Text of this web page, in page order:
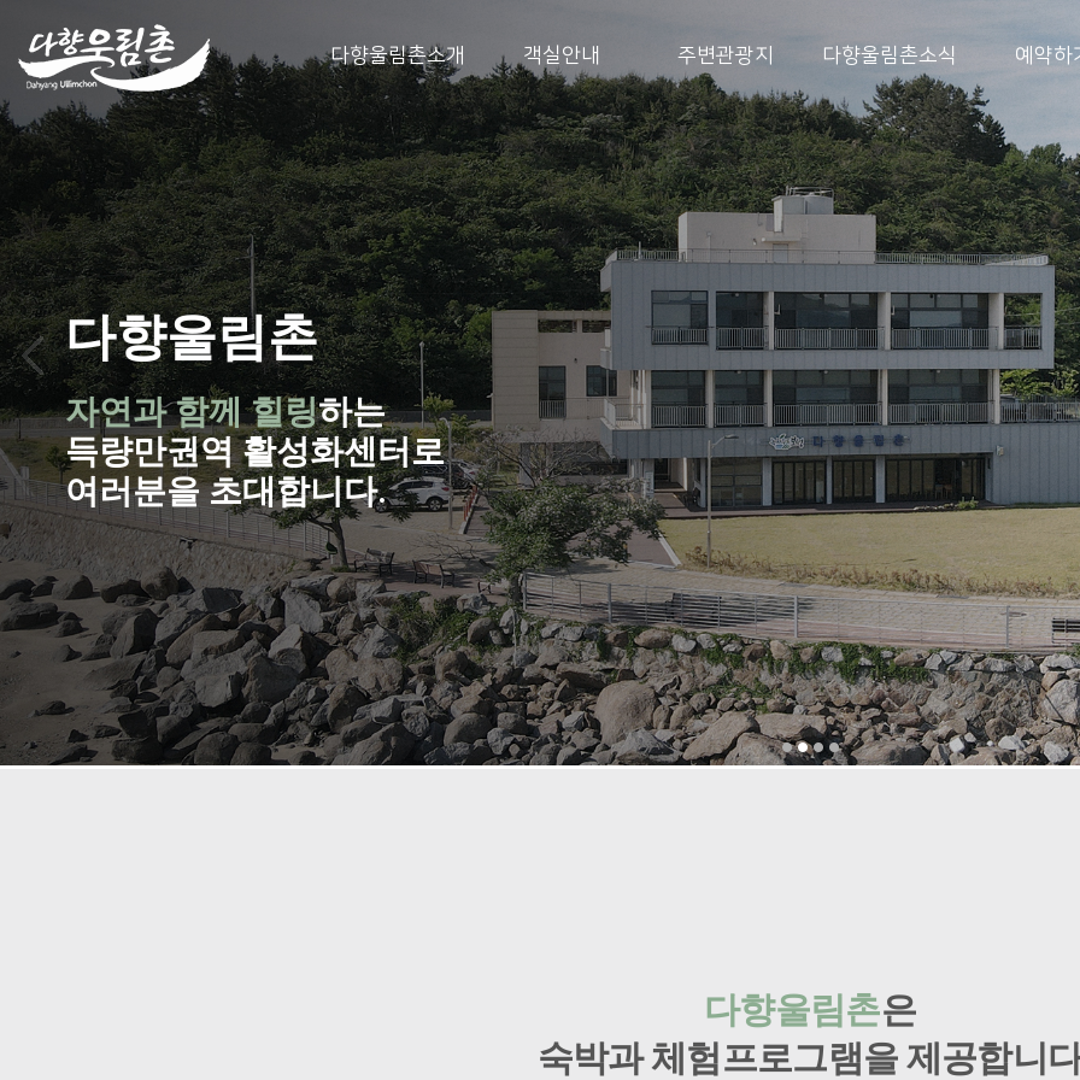
다향울림촌소개 객실안내 주변관광지 다향울림촌소식 예약하
다향울림촌
자연과 함께 힐링하는
득량만권역 활성화센터로
여러분을 초대합니다.
다향울림촌은
숙박과 체험프로그램을 제공합니